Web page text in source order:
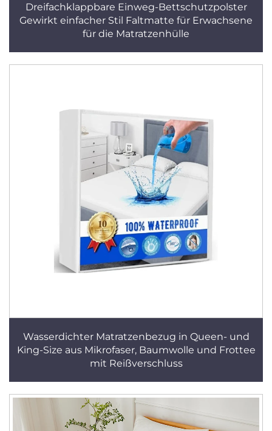
Dreifachklappbare Einweg-Bettschutzpolster
Gewirkt einfacher Stil Faltmatte für Erwachsene
für die Matratzenhülle
Wasserdichter Matratzenbezug in Queen- und
King-Size aus Mikrofaser, Baumwolle und Frottee
mit Reißverschluss